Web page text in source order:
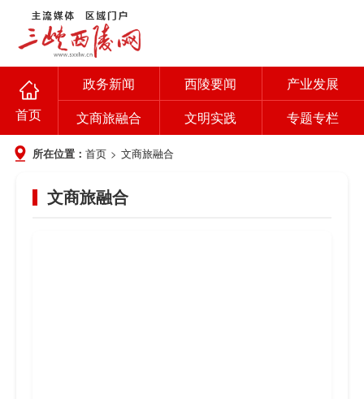
首页
政务新闻 西陵要闻
产业发展
文商旅融合
文明实践 专题专栏
所在位置： 首页 > 文商旅融合
文商旅融合